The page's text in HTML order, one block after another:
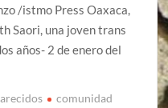
/istmo Press Oaxaca,
Saori, una joven trans
años- 2 de enero del
comunidad